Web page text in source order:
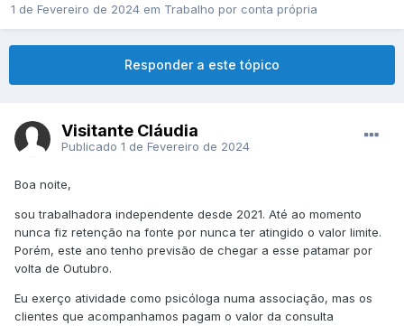
1 de Fevereiro de 2024 em Trabalho por conta própria
Responder a este tópico
Visitante Cláudia
Publicado 1 de Fevereiro de 2024
Boa noite,
sou trabalhadora independente desde 2021. Até ao momento
nunca fiz retenção na fonte por nunca ter atingido o valor limite.
Porém, este ano tenho previsão de chegar a esse patamar por
volta de Outubro.
Eu exerço atividade como psicóloga numa associação, mas os
clientes que acompanhamos pagam o valor da consulta